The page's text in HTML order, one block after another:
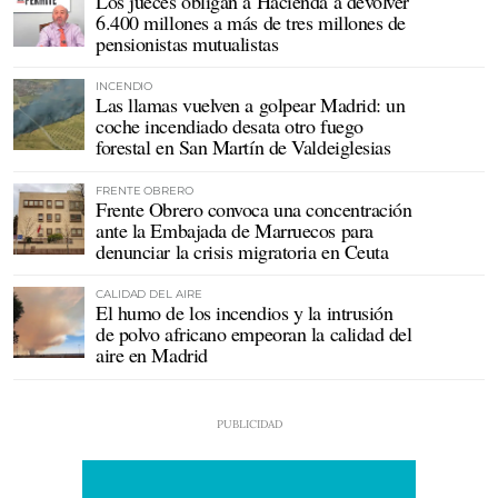
6.400 millones a más de tres millones de
pensionistas mutualistas
INCENDIO
Las llamas vuelven a golpear Madrid: un
coche incendiado desata otro fuego
forestal en San Martín de Valdeiglesias
FRENTE OBRERO
Frente Obrero convoca una concentración
ante la Embajada de Marruecos para
denunciar la crisis migratoria en Ceuta
CALIDAD DEL AIRE
El humo de los incendios y la intrusión
de polvo africano empeoran la calidad del
aire en Madrid